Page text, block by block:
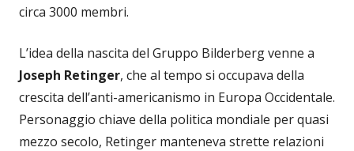
circa 3000 membri.
L’idea della nascita del Gruppo Bilderberg venne a
Joseph Retinger, che al tempo si occupava della
crescita dell’anti-americanismo in Europa Occidentale.
Personaggio chiave della politica mondiale per quasi
mezzo secolo, Retinger manteneva strette relazioni